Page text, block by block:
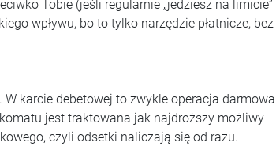
Tobie (jeśli regularnie „jedziesz na limicie”
wpływu, bo to tylko narzędzie płatnicze, bez
karcie debetowej to zwykle operacja darmowa
jest traktowana jak najdroższy możliwy
czyli odsetki naliczają się od razu.